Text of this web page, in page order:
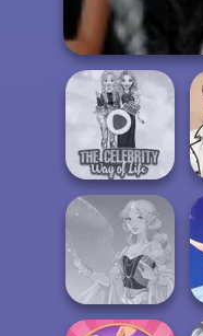
The Celebrity Way
Of Life